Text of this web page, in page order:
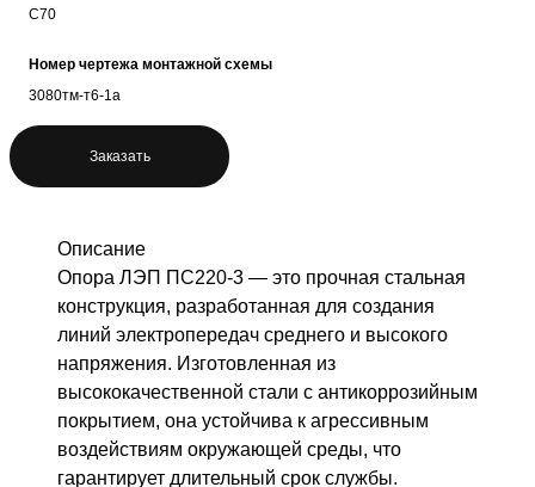
С70
Номер чертежа монтажной схемы
3080тм-т6-1а
Заказать
Описание
Опора ЛЭП ПС220-3 — это прочная стальная
конструкция, разработанная для создания
линий электропередач среднего и высокого
напряжения. Изготовленная из
высококачественной стали с антикоррозийным
покрытием, она устойчива к агрессивным
воздействиям окружающей среды, что
гарантирует длительный срок службы.